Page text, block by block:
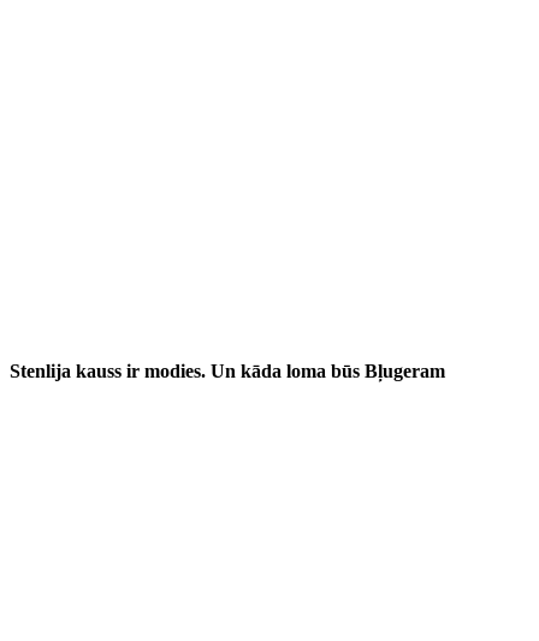
Stenlija kauss ir modies. Un kāda loma būs Bļugeram